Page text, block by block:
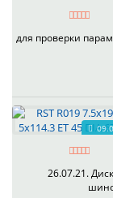
для проверки
26.07.21.